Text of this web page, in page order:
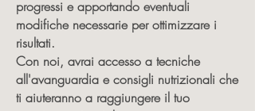
progressi e apportando eventuali
modifiche necessarie per ottimizzare i
risultati.
Con noi, avrai accesso a tecniche
all'avanguardia e consigli nutrizionali che
ti aiuteranno a raggiungere il tuo